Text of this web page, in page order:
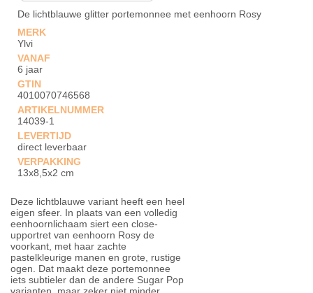
De lichtblauwe glitter portemonnee met eenhoorn Rosy
MERK
Ylvi
VANAF
6 jaar
GTIN
4010070746568
ARTIKELNUMMER
14039-1
LEVERTIJD
direct leverbaar
VERPAKKING
13x8,5x2 cm
Deze lichtblauwe variant heeft een heel
eigen sfeer. In plaats van een volledig
eenhoornlichaam siert een close-
upportret van eenhoorn Rosy de
voorkant, met haar zachte
pastelkleurige manen en grote, rustige
ogen. Dat maakt deze portemonnee
iets subtieler dan de andere Sugar Pop